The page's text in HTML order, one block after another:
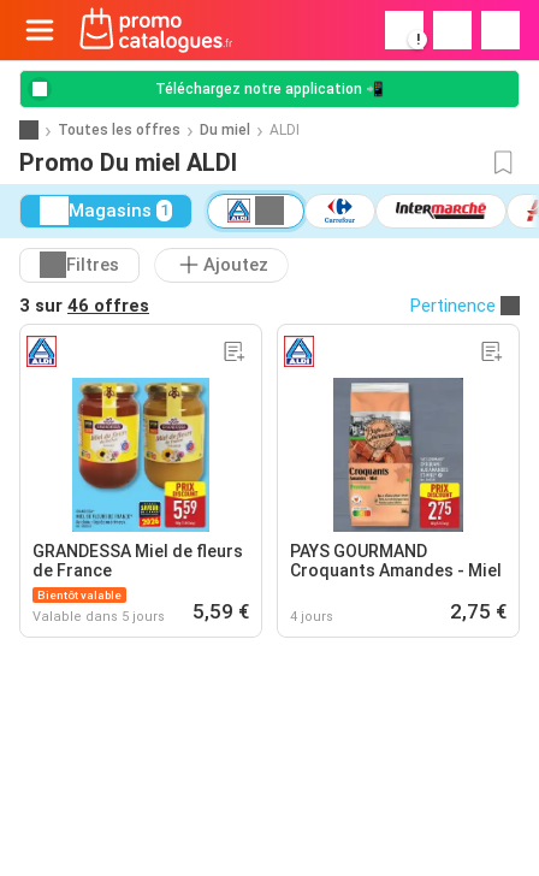
!
Téléchargez notre application 📲
Toutes les offres Du miel ALDI
Promo Du miel ALDI
Magasins 1
Filtres
Ajoutez
3 sur 46 offres Pertinence
GRANDESSA Miel de fleurs
de France
Bientôt valable
Valable dans 5 jours 5,59 €
PAYS GOURMAND
Croquants Amandes - Miel
4 jours 2,75 €